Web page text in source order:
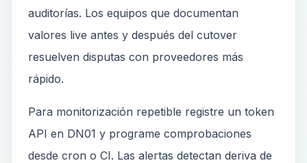
auditorías. Los equipos que documentan
valores live antes y después del cutover
resuelven disputas con proveedores más
rápido.
Para monitorización repetible registre un token
API en DN01 y programe comprobaciones
desde cron o CI. Las alertas detectan deriva de